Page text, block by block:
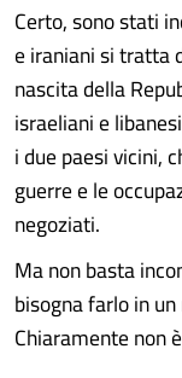
Certo, sono stati
e iraniani si tratta
nascita della
israeliani e
i due paesi vicini,
guerre e le
negoziati.
Ma non basta
bisogna farlo in
Chiaramente non